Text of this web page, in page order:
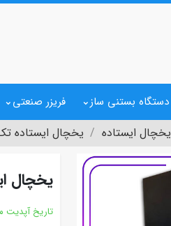
دستگاه بستنی ساز فریزر صنعتی
یخچال ایستاده یخچال ایستاده
یخچال
تاریخ